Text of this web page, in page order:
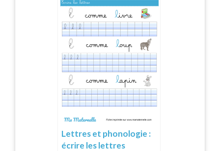
Lettres et phonologie :
écrire les lettres